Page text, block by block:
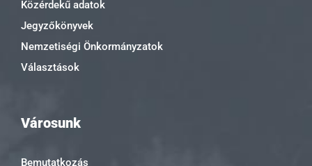
Közérdekű adatok
Jegyzőkönyvek
Nemzetiségi Önkormányzatok
Választások
Városunk
Bemutatkozás